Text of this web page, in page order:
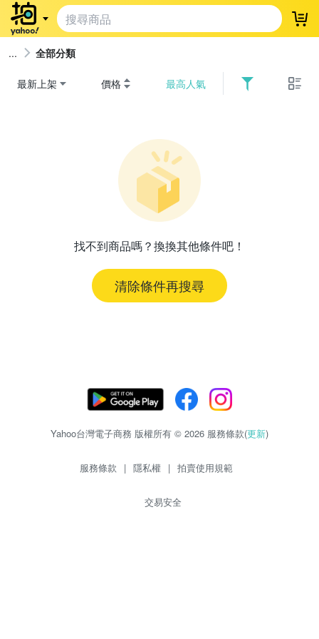
登
全部分類
最新上架 價格 最高人氣
找不到商品嗎？換換其他條件吧！
清除條件再搜尋
Yahoo台灣電子商務 版權所有 © 2026 服務條款(更新)
服務條款 | 隱私權 | 拍賣使用規範
交易安全